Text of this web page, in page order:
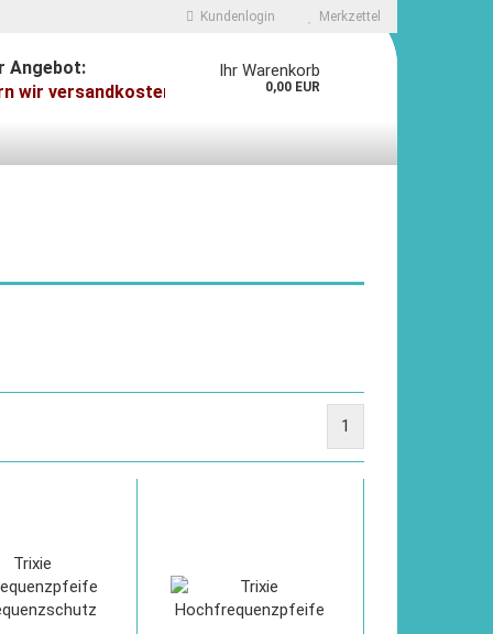
Kundenlogin Merkzettel
Angebot:
versandkostenfrei - ab 125 Euro Warenwert gibt es ein
Ihr Warenkorb
0,00 EUR
1